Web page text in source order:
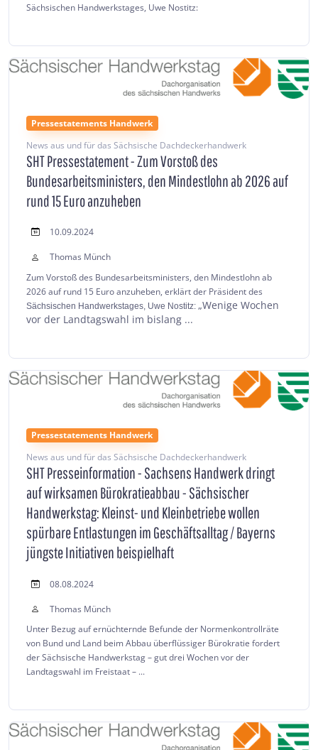
Sächsischen Handwerkstages, Uwe Nostitz:
Pressestatements Handwerk
News aus und für das Sächsische Dachdeckerhandwerk
SHT Pressestatement - Zum Vorstoß des
Bundesarbeitsministers, den Mindestlohn ab 2026 auf
rund 15 Euro anzuheben
10.09.2024
Thomas Münch
Zum Vorstoß des Bundesarbeitsministers, den Mindestlohnab
2026 auf rund 15 Euro anzuheben, erklärt der Präsident des
Sächsischen Handwerkstages, Uwe Nostitz: „Wenige Wochen
vor der Landtagswahl im bislang ...
Pressestatements Handwerk
News aus und für das Sächsische Dachdeckerhandwerk
SHT Presseinformation - Sachsens Handwerk dringt
auf wirksamen Bürokratieabbau - Sächsischer
Handwerkstag: Kleinst- und Kleinbetriebe wollen
spürbare Entlastungen im Geschäftsalltag / Bayerns
jüngste Initiativen beispielhaft
08.08.2024
Thomas Münch
Unter Bezug auf ernüchternde Befunde der Normenkontrollräte
von Bund und Land beim Abbau überflüssiger Bürokratie fordert
der Sächsische Handwerkstag – gut drei Wochen vor der
Landtagswahl im Freistaat – ...